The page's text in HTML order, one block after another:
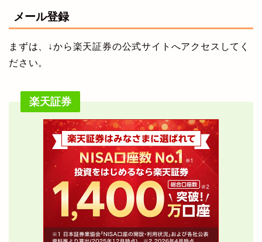
メール登録
まずは、↓から楽天証券の公式サイトへアクセスしてく
ださい。
楽天証券